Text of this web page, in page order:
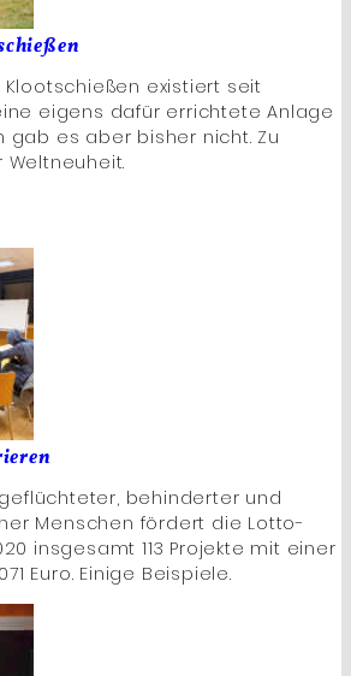
existiert seit
eigens dafür errichtete Anlage
gab es aber bisher nicht. Zu
behinderter und
Menschen fördert die Lotto-
insgesamt 113 Projekte mit einer
Euro. Einige Beispiele.